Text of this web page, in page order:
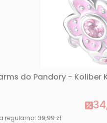
do Pandory - Koliber
regularna: 39,99 zł